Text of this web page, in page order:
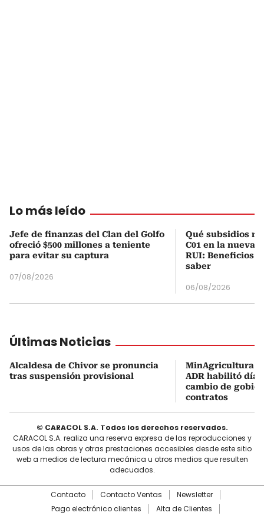
Lo más leído
Jefe de finanzas del Clan del Golfo
ofreció $500 millones a teniente
para evitar su captura
07/08/2026
Qué subsidios
C01 en la nueva
RUI: Beneficios
saber
06/08/2026
Últimas Noticias
Alcaldesa de Chivor se pronuncia
tras suspensión provisional
MinAgricultura
ADR habilitó día
cambio de
contratos
© CARACOL S.A. Todos los derechos reservados.
CARACOL S.A. realiza una reserva expresa de las reproducciones y
usos de las obras y otras prestaciones accesibles desde este sitio
web a medios de lectura mecánica u otros medios que resulten
adecuados.
Contacto Contacto Ventas
Newsletter
Pago electrónico clientes
Alta de Clientes